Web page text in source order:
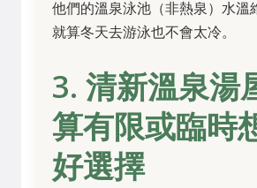
他們的溫泉泳池（非熱泉）水溫
就算冬天去游泳也不會太冷。
3. 清新溫泉湯
算有限或臨時
好選擇